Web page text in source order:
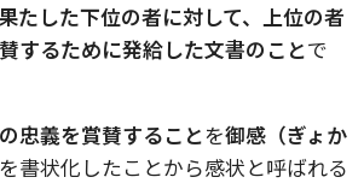
たした下位の者に対して、上位の者
するために発給した文書のことで
忠義を賞賛することを御感（ぎょか
書状化したことから感状と呼ばれる